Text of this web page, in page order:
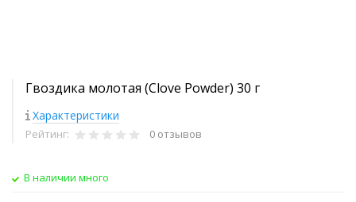
Гвоздика молотая (Clove Powder) 30 г
Характеристики
Рейтинг: 0 отзывов
В наличии много